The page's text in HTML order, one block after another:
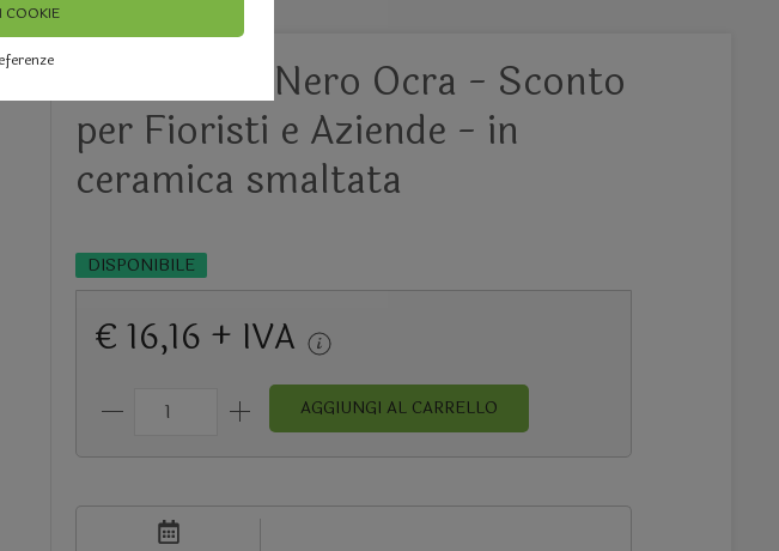
COOKIE
Ciotole x 3 Nero Ocra - Sconto
per Fioristi e Aziende - in
ceramica smaltata
DISPONIBILE
€ 16,16 + IVA
AGGIUNGI AL CARRELLO